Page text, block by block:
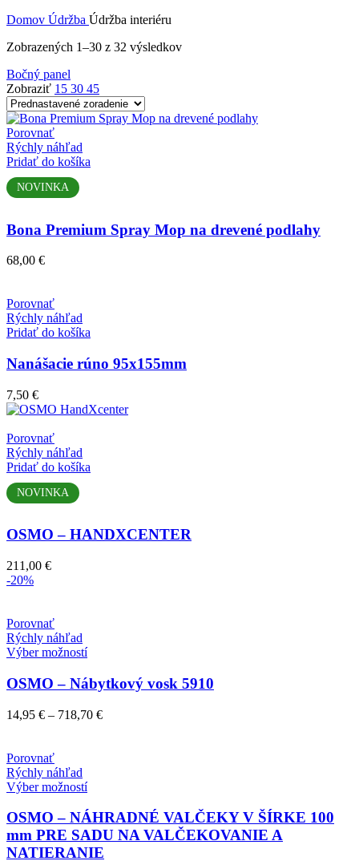
Domov Údržba Údržba interiéru
Zobrazených 1–30 z 32 výsledkov
Bočný panel
Zobraziť 15 30 45
Porovnať
Rýchly náhľad
Pridať do košíka
NOVINKA
Bona Premium Spray Mop na drevené podlahy
68,00 €
Porovnať
Rýchly náhľad
Pridať do košíka
Nanášacie rúno 95x155mm
7,50 €
Porovnať
Rýchly náhľad
Pridať do košíka
NOVINKA
OSMO – HANDXCENTER
211,00 €
-20%
Porovnať
Rýchly náhľad
Výber možnostíTento
má
viacero
variantov.
Možnosti
na
stránke
produktu.
OSMO – Nábytkový vosk 5910
14,95 € – 718,70 €Price
Porovnať
Rýchly náhľad
Výber možnostíTento
má
viacero
variantov.
Možnosti
OSMO – NÁHRADNÉ VALČEKY V ŠÍRKE 100
mm PRE SADU NA VALČEKOVANIE A
NATIERANIE